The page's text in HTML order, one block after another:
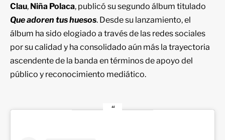
Clau, Niña Polaca, publicó su segundo álbum titulado
Que adoren tus huesos. Desde su lanzamiento, el
álbum ha sido elogiado a través de las redes sociales
por su calidad y ha consolidado aún más la trayectoria
ascendente de la banda en términos de apoyo del
público y reconocimiento mediático.